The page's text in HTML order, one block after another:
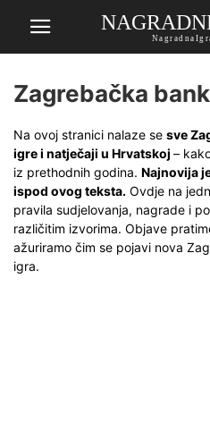
Zagrebačka
Na ovoj stranici nalaze se sve
igre i natječaji u Hrvatskoj –
iz prethodnih godina. Najnovija
ispod ovog teksta. Ovdje na
pravila sudjelovanja, nagrade i
različitim izvorima. Objave
ažuriramo čim se pojavi nova
igra.